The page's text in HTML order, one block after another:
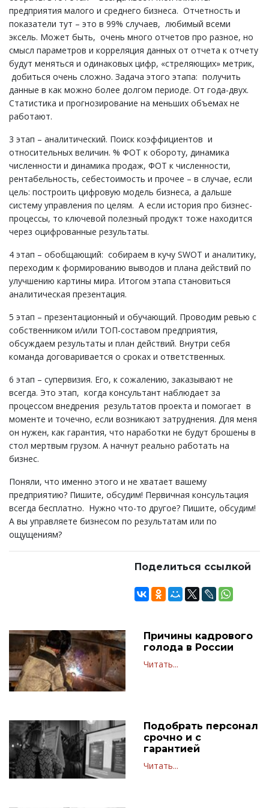
предприятия малого и среднего бизнеса. Отчетность и
показатели тут – это в 99% случаев, любимый всеми
эксель. Может быть, очень много отчетов про разное, но
смысл параметров и корреляция данных от отчета к отчету
будут меняться и одинаковых цифр, «стреляющих» метрик,
добиться очень сложно. Задача этого этапа: получить
данные в как можно более долгом периоде. От года-двух.
Статистика и прогнозирование на меньших объемах не
работают.
3 этап – аналитический. Поиск коэффициентов и
относительных величин. % ФОТ к обороту, динамика
численности и динамика продаж, ФОТ к численности,
рентабельность, себестоимость и прочее – в случае, если
цель: построить цифровую модель бизнеса, а дальше
систему управления по целям. А если история про бизнес-
процессы, то ключевой полезный продукт тоже находится
через оцифрованные результаты.
4 этап – обобщающий: собираем в кучу SWOT и аналитику,
переходим к формированию выводов и плана действий по
улучшению картины мира. Итогом этапа становиться
аналитическая презентация.
5 этап – презентационный и обучающий. Проводим ревью с
собственником и/или ТОП-составом предприятия,
обсуждаем результаты и план действий. Внутри себя
команда договаривается о сроках и ответственных.
6 этап – супервизия. Его, к сожалению, заказывают не
всегда. Это этап, когда консультант наблюдает за
процессом внедрения результатов проекта и помогает в
моменте и точечно, если возникают затруднения. Для меня
он нужен, как гарантия, что наработки не будут брошены в
стол мертвым грузом. А начнут реально работать на
бизнес.
Поняли, что именно этого и не хватает вашему
предприятию? Пишите, обсудим! Первичная консультация
всегда бесплатно. Нужно что-то другое? Пишите, обсудим!
А вы управляете бизнесом по результатам или по
ощущениям?
Поделиться ссылкой
Причины кадрового
голода в России
Читать...
Подобрать персонал
срочно и с
гарантией
Читать...